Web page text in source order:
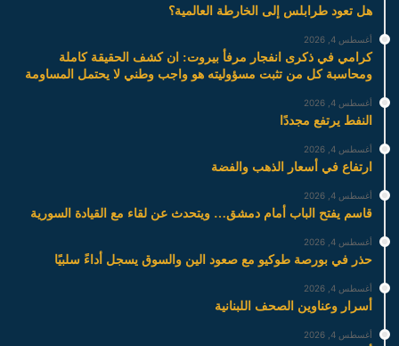
هل تعود طرابلس إلى الخارطة العالمية؟
أغسطس 4, 2026
كرامي في ذكرى انفجار مرفأ بيروت: ان كشف الحقيقة كاملة
ومحاسبة كل من تثبت مسؤوليته هو واجب وطني لا يحتمل المساومة
أغسطس 4, 2026
النفط يرتفع مجددًا
أغسطس 4, 2026
ارتفاع في أسعار الذهب والفضة
أغسطس 4, 2026
قاسم يفتح الباب أمام دمشق… ويتحدث عن لقاء مع القيادة السورية
أغسطس 4, 2026
حذر في بورصة طوكيو مع صعود الين والسوق يسجل أداءً سلبيًا
أغسطس 4, 2026
أسرار وعناوين الصحف اللبنانية
أغسطس 4, 2026